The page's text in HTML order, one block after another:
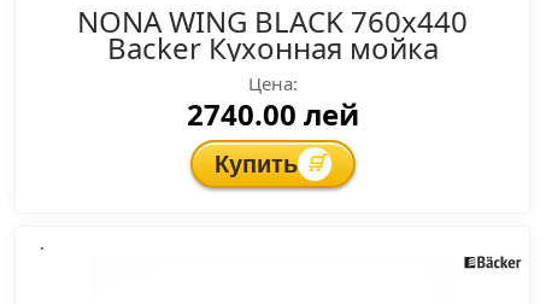
NONA WING BLACK 760x440
Backer Кухонная мойка
Цена:
2740.00 лей
Купить 🛒
.